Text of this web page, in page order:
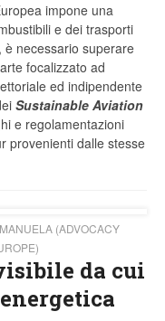
impone una
e dei trasporti
è necessario superare
focalizzato ad
ed indipendente
Sustainable Aviation
e regolamentazioni
provenienti dalle stesse
(ADVOCACY
da cui